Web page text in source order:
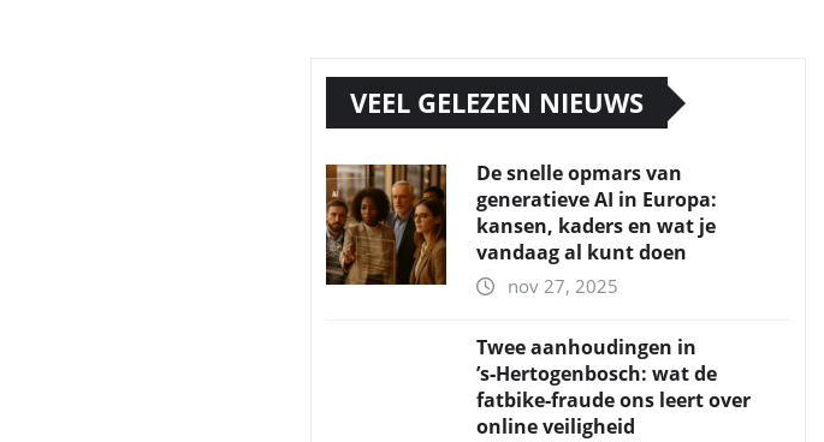
VEEL GELEZEN NIEUWS
De snelle opmars van
generatieve AI in Europa:
kansen, kaders en wat je
vandaag al kunt doen
nov 27, 2025
Twee aanhoudingen in
’s‑Hertogenbosch: wat de
fatbike‑fraude ons leert over
online veiligheid